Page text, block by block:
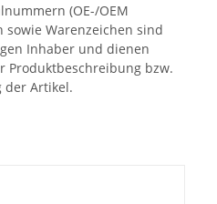
(OE-/OEM
sowie Warenzeichen sind
Inhaber und dienen
Produktbeschreibung bzw.
der Artikel.